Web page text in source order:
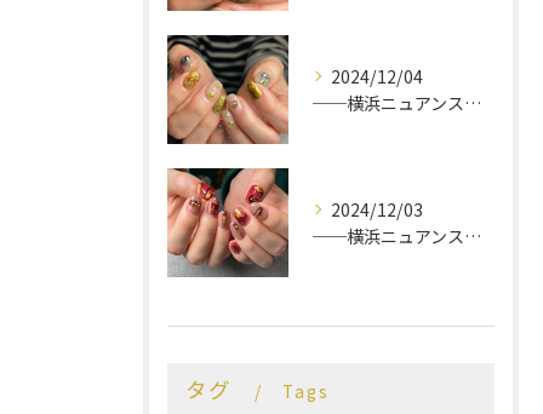
2024/12/04
──横浜ニュアンスネイルサロン♡
2024/12/03
──横浜ニュアンスネイルサロン♡
タグ Tags